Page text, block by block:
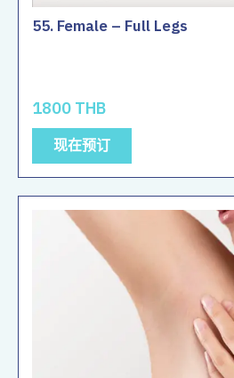
55. Female – Full Legs
1800 THB
现在预订